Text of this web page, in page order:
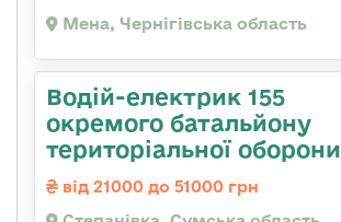
Мена, Чернігівська область
Водій-електрик 155
окремого батальйону
територіальної оборони
від 21000 до 51000 грн